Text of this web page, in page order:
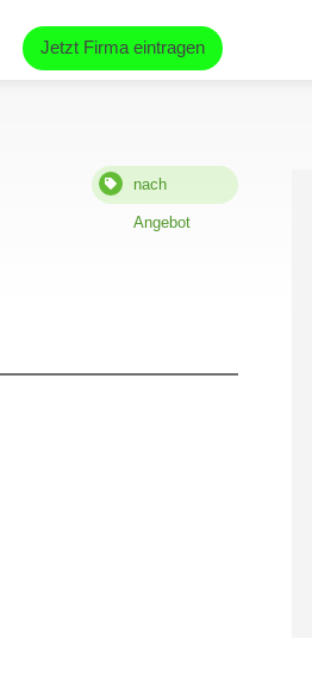
Jetzt Firma eintragen
nach
Angebot